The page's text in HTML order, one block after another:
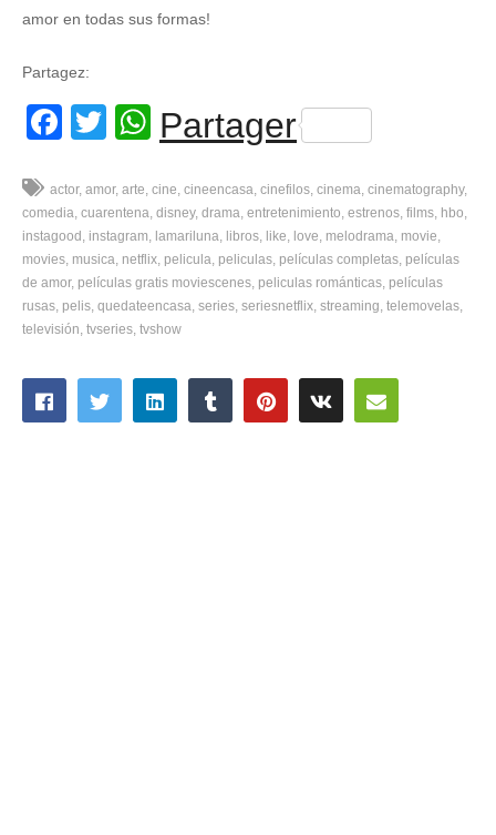
amor en todas sus formas!
Partagez:
Facebook
Twitter
WhatsApp
Partager
actor amor arte cine cineencasa cinefilos cinema cinematography
comedia cuarentena disney drama entretenimiento estrenos films hbo
instagood
instagram lamariluna libros like love melodrama movie
movies musica netflix pelicula peliculas películas completas películas
de amor películas gratis moviescenes peliculas románticas películas
rusas pelis quedateencasa series seriesnetflix streaming telemovelas
televisión tvseries tvshow